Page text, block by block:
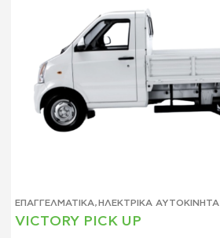
ΕΠΑΓΓΕΛΜΑΤΙΚΆ,ΗΛΕΚΤΡΙΚΆ ΑΥΤΟΚΊΝΗΤΑ
VICTORY PICK UP